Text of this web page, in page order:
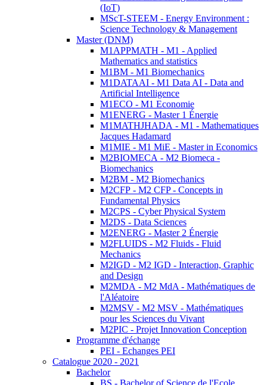
(IoT)
MScT-STEEM - Energy Environment :
Science Technology & Management
Master (DNM)
M1APPMATH - M1 - Applied
Mathematics and statistics
M1BM - M1 Biomechanics
M1DATAAI - M1 Data AI - Data and
Artificial Intelligence
M1ECO - M1 Economie
M1ENERG - Master 1 Énergie
M1MATHJHADA - M1 - Mathematiques
Jacques Hadamard
M1MIE - M1 MiE - Master in Economics
M2BIOMECA - M2 Biomeca -
Biomechanics
M2BM - M2 Biomechanics
M2CFP - M2 CFP - Concepts in
Fundamental Physics
M2CPS - Cyber Physical System
M2DS - Data Sciences
M2ENERG - Master 2 Énergie
M2FLUIDS - M2 Fluids - Fluid
Mechanics
M2IGD - M2 IGD - Interaction, Graphic
and Design
M2MDA - M2 MdA - Mathématiques de
l'Aléatoire
M2MSV - M2 MSV - Mathématiques
pour les Sciences du Vivant
M2PIC - Projet Innovation Conception
Programme d'échange
PEI - Echanges PEI
Catalogue 2020 - 2021
Bachelor
BS - Bachelor of Science de l'Ecole